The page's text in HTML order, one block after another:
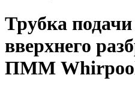
Трубка
вверхнего
ПММ